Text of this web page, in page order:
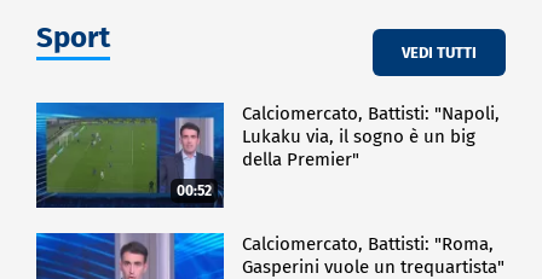
Sport VEDI TUTTI
00:52
Calciomercato, Battisti: "Napoli,
Lukaku via, il sogno è un big
della Premier"
Calciomercato, Battisti: "Roma,
Gasperini vuole un trequartista"